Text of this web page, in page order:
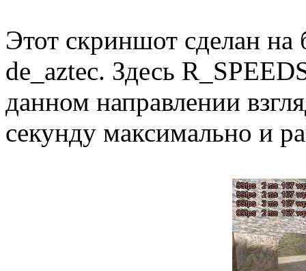
Этот скриншот сделан на
de_aztec. Здесь
данном направлении
секунду максимально и